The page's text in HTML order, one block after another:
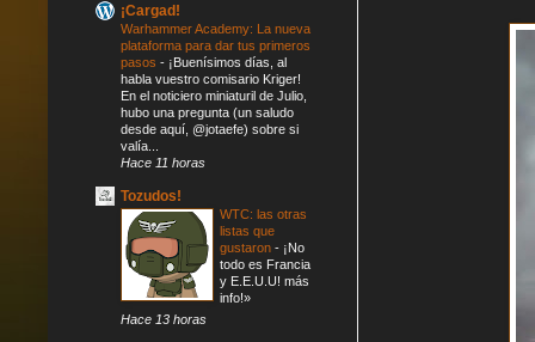
¡Cargad!
Warhammer Academy: La nueva
plataforma para dar tus primeros
pasos - ¡Buenísimos días, al
habla vuestro comisario Kriger!
En el noticiero miniaturil de Julio,
hubo una pregunta (un saludo
desde aquí, @jotaefe) sobre si
valía...
Hace 11 horas
Tozudos!
WTC: las otras
listas que
gustaron - ¡No
todo es Francia
y E.E.U.U! más
info!»
Hace 13 horas